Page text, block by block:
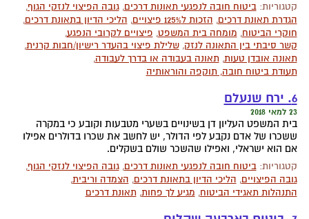
קטגוריות:ביטוח חובה לנפגעי תאונות דרכים,גובה הפיצוי לנזקי הגוף,
הגדרת תאונת דרכים, הזכות ל125% פיצויים , הליכי הדיון בתאונת דרכים,
חוקרי הביטוח, מומחה בית המשפט, פיצויים לקרובי הנפגע,
קשר סיבתי בין התאונה לנזק,שלילת פיצוי בהעדר רישיון/חבות קרנית,
תאונה אובדן טעות,תאונה בעבודה או בדרך לעבודה,
תעודת ביטוח חובה, תוקפה והוראותיה
6. ירח שנעלם
23 למאי 2018
בית המשפט העליון דן בשינויים בשערי מטבעות וקובע כי במקרה
ששכרו של אדם נקבע לפי הדולר, יש לחשב את שכרו בדולרים אפילו
אם הוא ישראלי, ואפילו שהשכר שולם בשקלים.
קטגוריות:ביטוח חובה לנפגעי תאונות דרכים,גובה הפיצוי לנזקי הגוף,
גובה הפיצויים, הליכי הדיון בתאונת דרכים, הצמדה וריבית,
התנהלות תאגידי הביטוח, מגיע לך פחות,תאונת דרכים